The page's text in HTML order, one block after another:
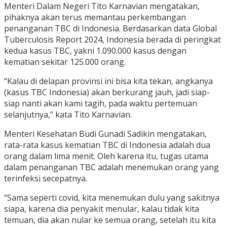
Menteri Dalam Negeri Tito Karnavian mengatakan,
pihaknya akan terus memantau perkembangan
penanganan TBC di Indonesia. Berdasarkan data Global
Tuberculosis Report 2024, Indonesia berada di peringkat
kedua kasus TBC, yakni 1.090.000 kasus dengan
kematian sekitar 125.000 orang.
“Kalau di delapan provinsi ini bisa kita tekan, angkanya
(kasus TBC Indonesia) akan berkurang jauh, jadi siap-
siap nanti akan kami tagih, pada waktu pertemuan
selanjutnya,” kata Tito Karnavian.
Menteri Kesehatan Budi Gunadi Sadikin mengatakan,
rata-rata kasus kematian TBC di Indonesia adalah dua
orang dalam lima menit. Oleh karena itu, tugas utama
dalam penanganan TBC adalah menemukan orang yang
terinfeksi secepatnya.
“Sama seperti covid, kita menemukan dulu yang sakitnya
siapa, karena dia penyakit menular, kalau tidak kita
temuan, dia akan nular ke semua orang, setelah itu kita